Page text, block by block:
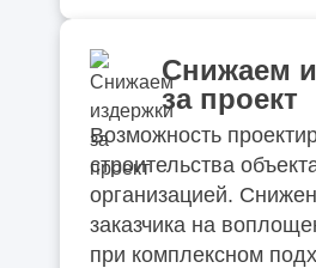
Снижаем
за проект
Возможность
строительства
организацией.
заказчика на
при комплексном